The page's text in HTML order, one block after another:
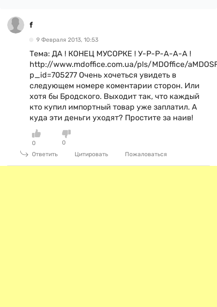
f
9 Февраля 2013, 10:53
Тема: ДА ! КОНЕЦ МУСОРКЕ ! У-Р-Р-А-А-А !
http://www.mdoffice.com.ua/pls/MDOffice/
p_id=705277 Очень хочеться увидеть в
следующем номере коментарии сторон. Или
хотя бы Бродского. Выходит так, что каждый
кто купил импортный товар уже заплатил. А
куда эти деньги уходят? Простите за наив!
0
0
Ответить
Цитировать Пожаловаться